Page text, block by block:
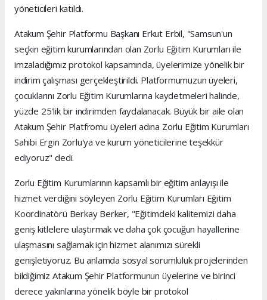
yöneticileri katıldı.
Atakum Şehir Platformu Başkanı Erkut Erbil, "Samsun'un
seçkin eğitim kurumlarından olan Zorlu Eğitim Kurumları ile
imzaladığımız protokol kapsamında, üyelerimize yönelik bir
indirim çalışması gerçekleştirildi. Platformumuzun üyeleri,
çocuklarını Zorlu Eğitim Kurumlarına kaydetmeleri halinde,
yüzde 25'lik bir indirimden faydalanacak. Büyük bir aile olan
Atakum Şehir Platfromu üyeleri adına Zorlu Eğitim Kurumları
Sahibi Ergin Zorlu'ya ve kurum yöneticilerine teşekkür
ediyoruz" dedi.
Zorlu Eğitim Kurumlarının kapsamlı bir eğitim anlayışı ile
hizmet verdiğini söyleyen Zorlu Eğitim Kurumları Eğitim
Koordinatörü Berkay Berker, "Eğitimdeki kalitemizi daha
geniş kitlelere ulaştırmak ve daha çok çocuğun hayallerine
ulaşmasını sağlamak için hizmet alanımızı sürekli
genişletiyoruz. Bu anlamda sosyal sorumluluk projelerinden
bildiğimiz Atakum Şehir Platformunun üyelerine ve birinci
derece yakınlarına yönelik böyle bir protokol